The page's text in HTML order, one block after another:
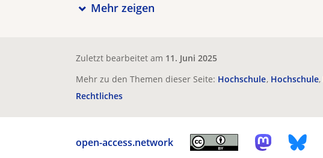
Mehr zeigen
Zuletzt bearbeitet am 11. Juni 2025
Mehr zu den Themen dieser Seite: Hochschule Hochschule
Rechtliches
open-access.network